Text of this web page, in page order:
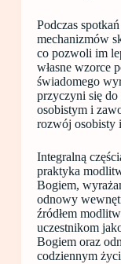
Podczas
mechanizmów
co pozwoli im
własne wzorce
świadomego
przyczyni się
osobistym i
rozwój osobisty
Integralną
praktyka
Bogiem,
odnowy
źródłem
uczestnikom
Bogiem oraz
codziennym